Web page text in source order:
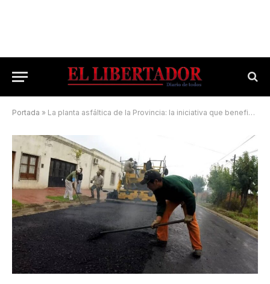
Portada » La planta asfáltica de la Provincia: la iniciativa que beneficia a todos